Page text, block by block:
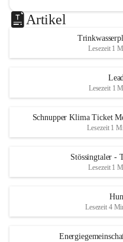
Artikel
Lesezeit 1
Lesezeit 1
Schnupper Klima Ticket
Lesezeit 1
Stössingtaler -
Lesezeit 1
Lesezeit 4